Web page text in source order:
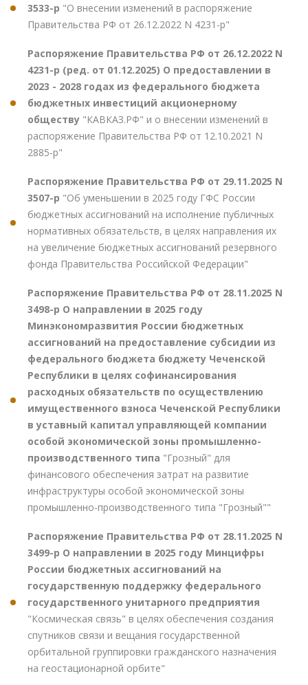
3533-р "О внесении изменений в распоряжение
Правительства РФ от 26.12.2022 N 4231-р"
Распоряжение Правительства РФ от 26.12.2022 N
4231-р (ред. от 01.12.2025) О предоставлении в
2023 - 2028 годах из федерального бюджета
бюджетных инвестиций акционерному
обществу "КАВКАЗ.РФ" и о внесении изменений в
распоряжение Правительства РФ от 12.10.2021 N
2885-р"
Распоряжение Правительства РФ от 29.11.2025 N
3507-р "Об уменьшении в 2025 году ГФС России
бюджетных ассигнований на исполнение публичных
нормативных обязательств, в целях направления их
на увеличение бюджетных ассигнований резервного
фонда Правительства Российской Федерации"
Распоряжение Правительства РФ от 28.11.2025 N
3498-р О направлении в 2025 году
Минэкономразвития России бюджетных
ассигнований на предоставление субсидии из
федерального бюджета бюджету Чеченской
Республики в целях софинансирования
расходных обязательств по осуществлению
имущественного взноса Чеченской Республики
в уставный капитал управляющей компании
особой экономической зоны промышленно-
производственного типа "Грозный" для
финансового обеспечения затрат на развитие
инфраструктуры особой экономической зоны
промышленно-производственного типа "Грозный""
Распоряжение Правительства РФ от 28.11.2025 N
3499-р О направлении в 2025 году Минцифры
России бюджетных ассигнований на
государственную поддержку федерального
государственного унитарного предприятия
"Космическая связь" в целях обеспечения создания
спутников связи и вещания государственной
орбитальной группировки гражданского назначения
на геостационарной орбите"